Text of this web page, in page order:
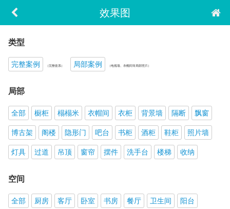
效果图
类型
完整案例 （完整套系） 局部案例 （电视墙、衣帽间等局部照片）
局部
全部 橱柜 榻榻米 衣帽间 衣柜 背景墙 隔断
飘窗
博古架
阁楼 隐形门 吧台 书柜 酒柜 鞋柜
照片墙
灯具
过道 吊顶 窗帘 摆件 洗手台 楼梯 收纳
空间
全部 厨房 客厅 卧室 书房 餐厅 卫生间
阳台